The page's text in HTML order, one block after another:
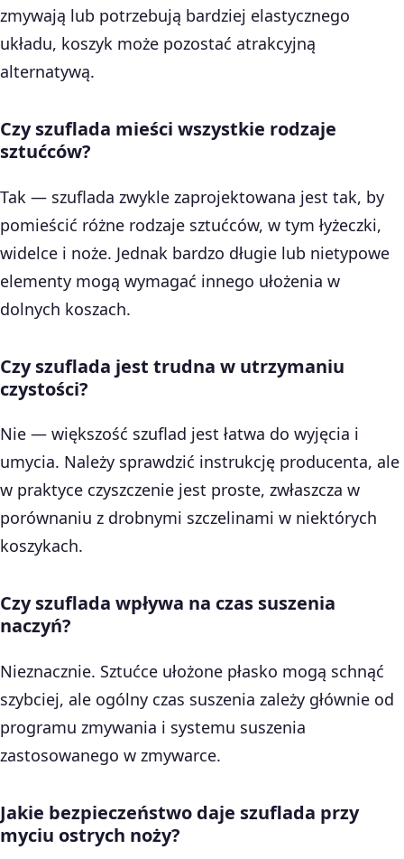
zmywają lub potrzebują bardziej elastycznego
układu, koszyk może pozostać atrakcyjną
alternatywą.
Czy szuflada mieści wszystkie rodzaje
sztućców?
Tak — szuflada zwykle zaprojektowana jest tak, by
pomieścić różne rodzaje sztućców, w tym łyżeczki,
widelce i noże. Jednak bardzo długie lub nietypowe
elementy mogą wymagać innego ułożenia w
dolnych koszach.
Czy szuflada jest trudna w utrzymaniu
czystości?
Nie — większość szuflad jest łatwa do wyjęcia i
umycia. Należy sprawdzić instrukcję producenta, ale
w praktyce czyszczenie jest proste, zwłaszcza w
porównaniu z drobnymi szczelinami w niektórych
koszykach.
Czy szuflada wpływa na czas suszenia
naczyń?
Nieznacznie. Sztućce ułożone płasko mogą schnąć
szybciej, ale ogólny czas suszenia zależy głównie od
programu zmywania i systemu suszenia
zastosowanego w zmywarce.
Jakie bezpieczeństwo daje szuflada przy
myciu ostrych noży?